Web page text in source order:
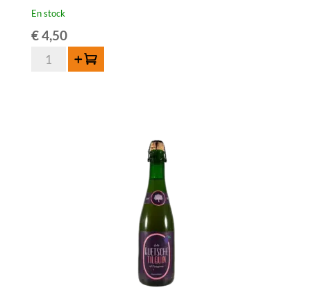
En stock
€4,50
quantité
Ajouter au panier